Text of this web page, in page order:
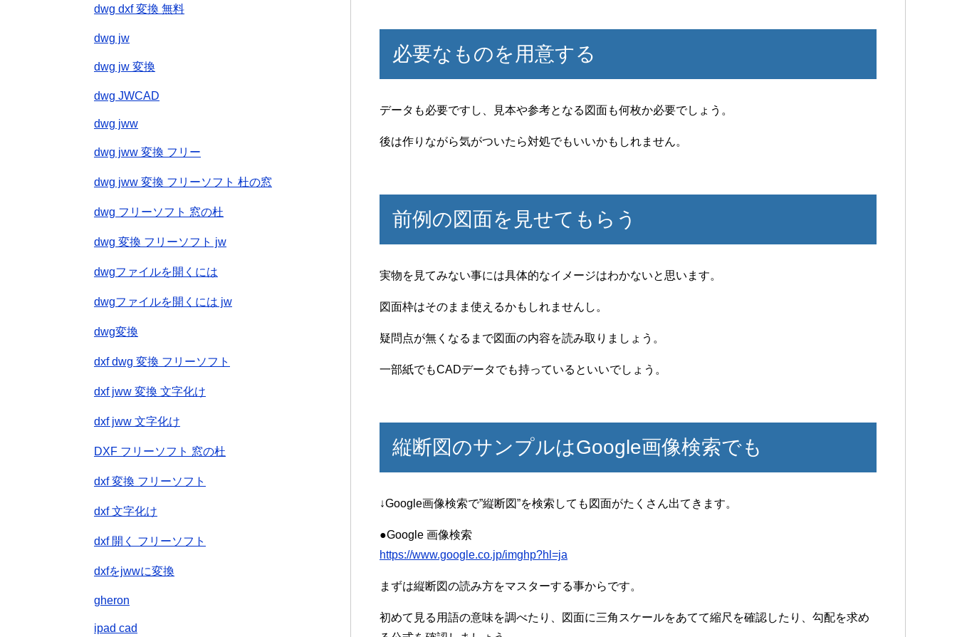
必要なものを用意する
データも必要ですし、見本や参考となる図面も何枚か必要でしょう。
後は作りながら気がついたら対処でもいいかもしれません。
前例の図面を見せてもらう
実物を見てみない事には具体的なイメージはわかないと思います。
図面枠はそのまま使えるかもしれませんし。
疑問点が無くなるまで図面の内容を読み取りましょう。
一部紙でもCADデータでも持っているといいでしょう。
縦断図のサンプルはGoogle画像検索でも
↓Google画像検索で”縦断図”を検索しても図面がたくさん出てきます。
●Google 画像検索
https://www.google.co.jp/imghp?hl=ja
まずは縦断図の読み方をマスターする事からです。
初めて見る用語の意味を調べたり、図面に三角スケールをあてて縮尺を確認したり、勾配を求め
dwg dxf 変換 無料
dwg jw
dwg jw 変換
dwg JWCAD
dwg jww
dwg jww 変換 フリー
dwg jww 変換 フリーソフト 杜の窓
dwg フリーソフト 窓の杜
dwg 変換 フリーソフト jw
dwgファイルを開くには
dwgファイルを開くには jw
dwg変換
dxf dwg 変換 フリーソフト
dxf jww 変換 文字化け
dxf jww 文字化け
DXF フリーソフト 窓の杜
dxf 変換 フリーソフト
dxf 文字化け
dxf 開く フリーソフト
dxfをjwwに変換
gheron
ipad cad